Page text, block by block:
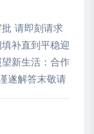
请即刻请求
补直到平稳迎
新生活：合作
遂解答末敬请